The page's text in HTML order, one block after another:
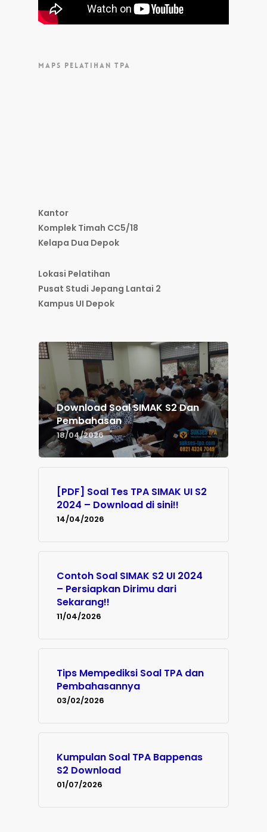
MAPS PELATIHAN TPA
Kantor
Komplek Timah CC5/18
Kelapa Dua Depok
Lokasi Pelatihan
Pusat Studi Jepang Lantai 2
Kampus UI Depok
Download Soal SIMAK S2 Dan
Pembahasan
18/04/2026
[PDF] Soal Tes TPA SIMAK UI S2
2024 – Download di sini!!
14/04/2026
Contoh Soal SIMAK S2 UI 2024
– Persiapkan Dirimu dari
Sekarang!!
11/04/2026
Tips Mempediksi Soal TPA dan
Pembahasannya
03/02/2026
Kumpulan Soal TPA Bappenas
S2 Download
01/07/2026